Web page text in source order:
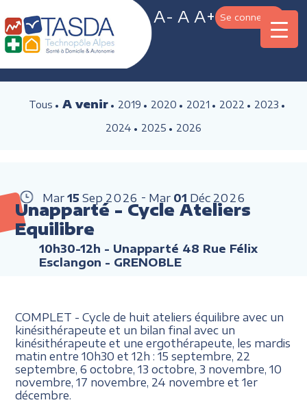
A- A A+ Se connecter
Tous A venir 2019 2020 2021 2022
2023
2024
2025 2026
Mar 15 Sep 2026 Mar 01 Déc 2026
Unapparté - Cycle Ateliers
Equilibre
10h30-12h - Unapparté 48 Rue Félix
Esclangon - GRENOBLE
COMPLET - Cycle de huit ateliers équilibre avec un
kinésithérapeute et un bilan final avec un
kinésithérapeute et une ergothérapeute, les mardis
matin entre 10h30 et 12h : 15 septembre, 22
septembre, 6 octobre, 13 octobre, 3 novembre, 10
novembre, 17 novembre, 24 novembre et 1er
décembre.